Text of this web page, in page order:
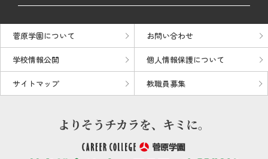
菅原学園について お問い合わせ
学校情報公開 個人情報保護について
サイトマップ 教職員募集